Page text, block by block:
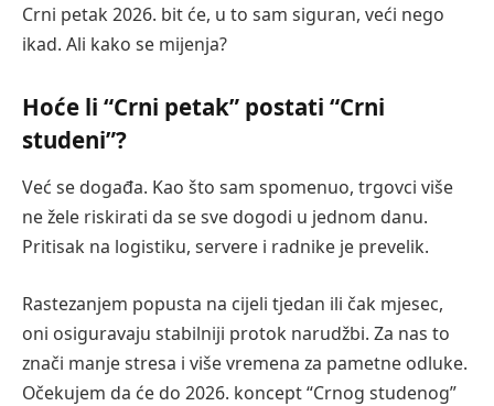
Crni petak 2026. bit će, u to sam siguran, veći nego
ikad. Ali kako se mijenja?
Hoće li “Crni petak” postati “Crni
studeni”?
Već se događa. Kao što sam spomenuo, trgovci više
ne žele riskirati da se sve dogodi u jednom danu.
Pritisak na logistiku, servere i radnike je prevelik.
Rastezanjem popusta na cijeli tjedan ili čak mjesec,
oni osiguravaju stabilniji protok narudžbi. Za nas to
znači manje stresa i više vremena za pametne odluke.
Očekujem da će do 2026. koncept “Crnog studenog”